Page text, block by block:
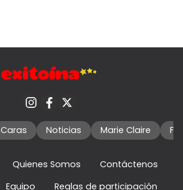
Caras Noticias Marie Claire
Quienes Somos
Contáctenos
Equipo Reglas de participación